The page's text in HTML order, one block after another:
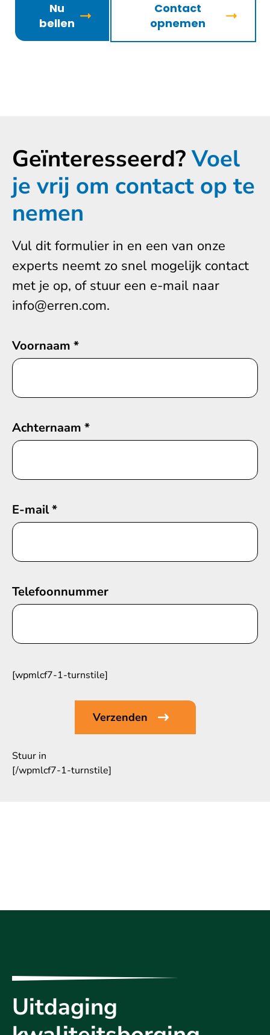
Nu
bellen
Contact
opnemen
Geïnteresseerd?Voel
je vrij om contact op te
nemen
Vul dit formulier in en een van onze
experts neemt zo snel mogelijk contact
met je op, of stuur een e-mail naar
info@erren.com.
Voornaam *
Achternaam *
E-mail*
Telefoonnummer
[wpmlcf7-1-turnstile]
Stuur in
[/wpmlcf7-1-turnstile]
Uitdaging